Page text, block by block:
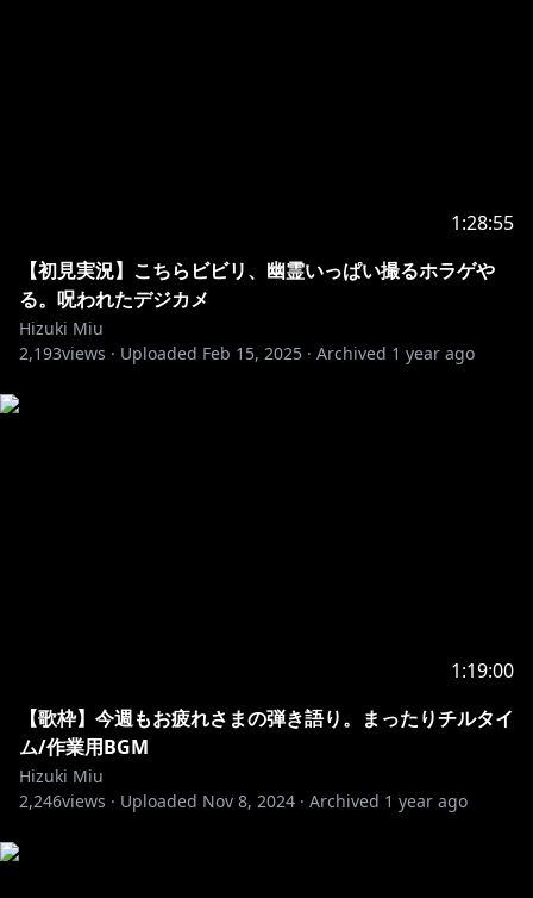
1:28:55
【初見実況】こちらビビリ、幽霊いっぱい撮るホラゲや
る。呪われたデジカメ
Hizuki Miu
2,193views · Uploaded Feb 15, 2025 · Archived 1 year ago
1:19:00
【歌枠】今週もお疲れさまの弾き語り。まったりチルタイ
ム/作業用BGM
Hizuki Miu
2,246views · Uploaded Nov 8, 2024 · Archived 1 year ago